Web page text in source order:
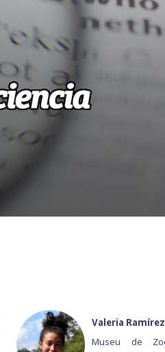
Valeria
Museu de